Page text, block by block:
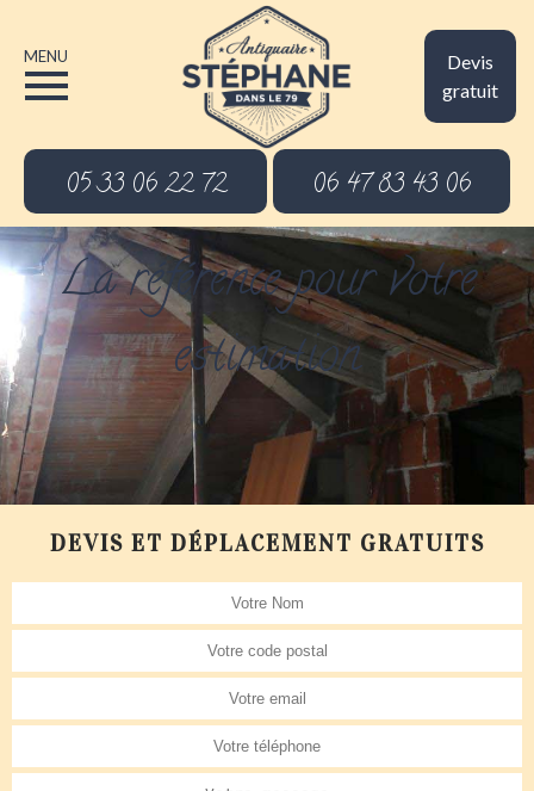
Devis
gratuit
MENU
05 33 06 22 72 06 47 83 43 06
La référence pour votre
estimation
DEVIS ET DÉPLACEMENT GRATUITS